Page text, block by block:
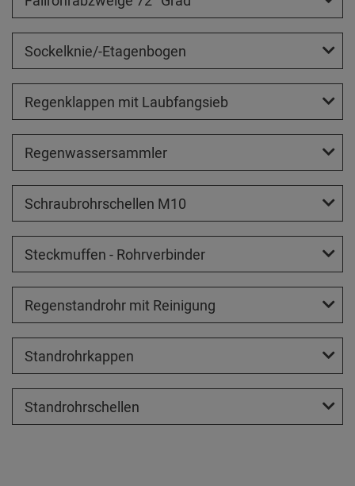
Sockelknie/-Etagenbogen
Regenklappen mit Laubfangsieb
Regenwassersammler
Schraubrohrschellen M10
Steckmuffen - Rohrverbinder
Regenstandrohr mit Reinigung
Standrohrkappen
Standrohrschellen